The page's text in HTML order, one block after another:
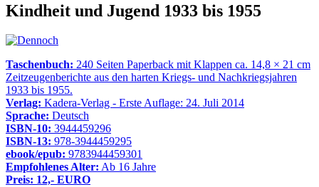
Kindheit und Jugend 1933 bis 1955
Taschenbuch: 240 Seiten Paperback mit Klappen ca. 14,8 × 21 cm
Zeitzeugenberichte aus den harten Kriegs- und Nachkriegsjahren
1933 bis 1955.
Verlag: Kadera-Verlag - Erste Auflage: 24. Juli 2014
Sprache: Deutsch
ISBN-10: 3944459296
ISBN-13: 978-3944459295
ebook/epub: 9783944459301
Empfohlenes Alter: Ab 16 Jahre
Preis: 12,- EURO